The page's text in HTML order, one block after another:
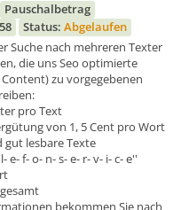
Pauschalbetrag
Status: Abgelaufen
Suche nach mehreren Texter
die uns Seo optimierte
zu vorgegebenen
pro Text
von 1, 5 Cent pro Wort
gut lesbare Texte
e- f- o- n- s- e- r- v- i- c- e''
bekommen Sie nach